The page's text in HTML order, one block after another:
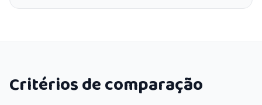
Critérios de comparação